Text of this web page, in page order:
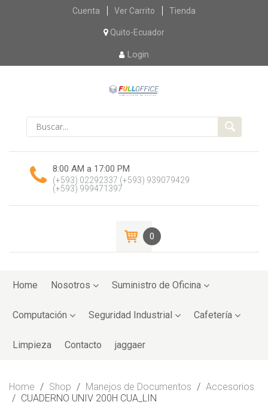
Skip
content
Cuenta Ver Carrito Tienda
Quito-Ecuador
Login
8:00 AM a 17:00 PM
(+593) 02292337 (+593) 939079429
(+593) 999471397
0
toHome Nosotros Suministro de Oficina
Computación Seguridad Industrial Cafetería
Limpieza Contacto jaggaer
Home / Shop / Manejos de Documentos / Accesorios
/ CUADERNO UNIV 200H CUA_LIN